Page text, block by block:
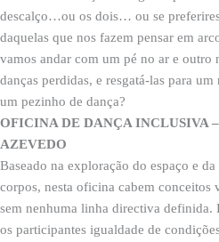
descalço…ou os dois… ou se
daquelas que nos fazem pensar em
vamos andar com um pé no ar e outro
danças perdidas, e resgatá-las para
um pezinho de dança?
OFICINA DE DANÇA INCLUSIVA
AZEVEDO
Baseado na exploração do espaço e
corpos, nesta oficina cabem conceitos
sem nenhuma linha directiva definida.
os participantes igualdade de